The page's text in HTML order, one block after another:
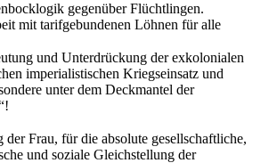
gegenüber Flüchtlingen.
mit tarifgebundenen Löhnen für alle
und Unterdrückung der exkolonialen
imperialistischen Kriegseinsatz und
unter dem Deckmantel der
Frau, für die absolute gesellschaftliche,
und soziale Gleichstellung der